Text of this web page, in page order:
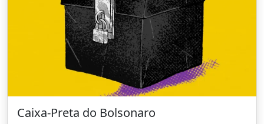
Caixa-Preta do Bolsonaro